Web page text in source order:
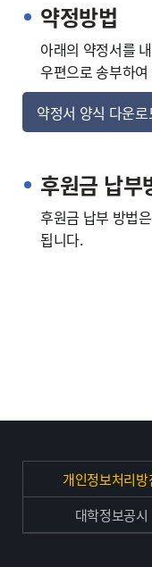
약정방법
아래의 약정서를
우편으로 송부하
약정서 양식 다운로
후원금 납부
후원금 납부 방법
됩니다.
개인정보처리방
대학정보공시